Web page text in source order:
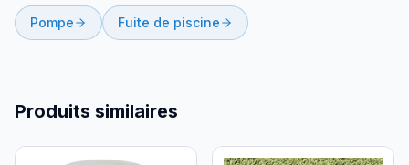
Pompe Fuite de piscine
Produits similaires